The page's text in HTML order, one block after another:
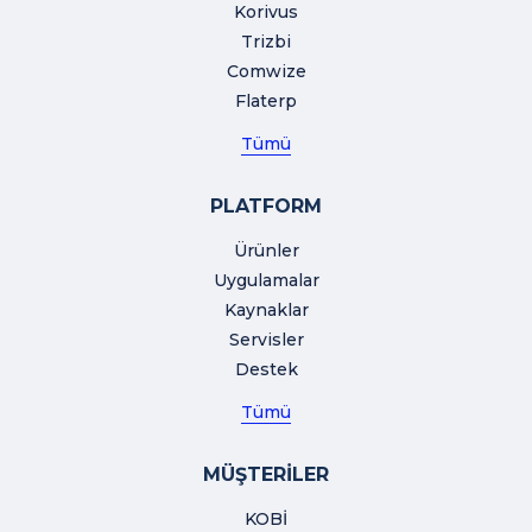
Korivus
Trizbi
Comwize
Flaterp
Tümü
PLATFORM
Ürünler
Uygulamalar
Kaynaklar
Servisler
Destek
Tümü
MÜŞTERİLER
KOBİ